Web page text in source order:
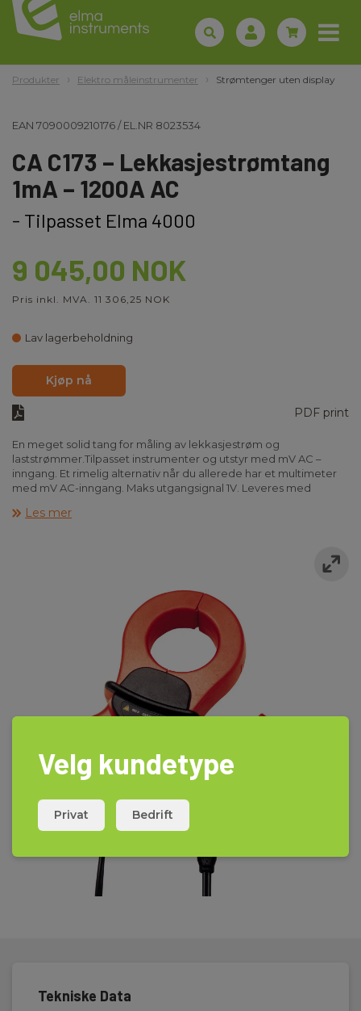
Produkter Elektro måleinstrumenter Strømtenger uten display
EAN 7090009210176/EL.NR 8023534
CA C173 – Lekkasjestrømtang
1mA – 1200A AC
- Tilpasset Elma 4000
9 045,00 NOK
Pris inkl. MVA. 11 306,25 NOK
Lav lagerbeholdning
Kjøp nå
PDF print
En meget solid tang for måling av lekkasjestrøm og
laststrømmer.Tilpasset instrumenter og utstyr med mV AC –
inngang. Et rimelig alternativ når du allerede har et multimeter
med mV AC-inngang. Maks utgangsignal 1V. Leveres med
– Utgang 10/1000A område: 0-1VAC
Kan benyttes sammen med Elma 4000.
Les mer
Tekniske Data
Velg kundetype
Privat Bedrift